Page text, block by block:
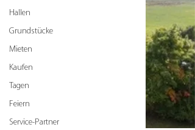
Hallen
Grundstücke
Mieten
Kaufen
Tagen
Feiern
Service-Partner
GRUNDSTÜCK 2001